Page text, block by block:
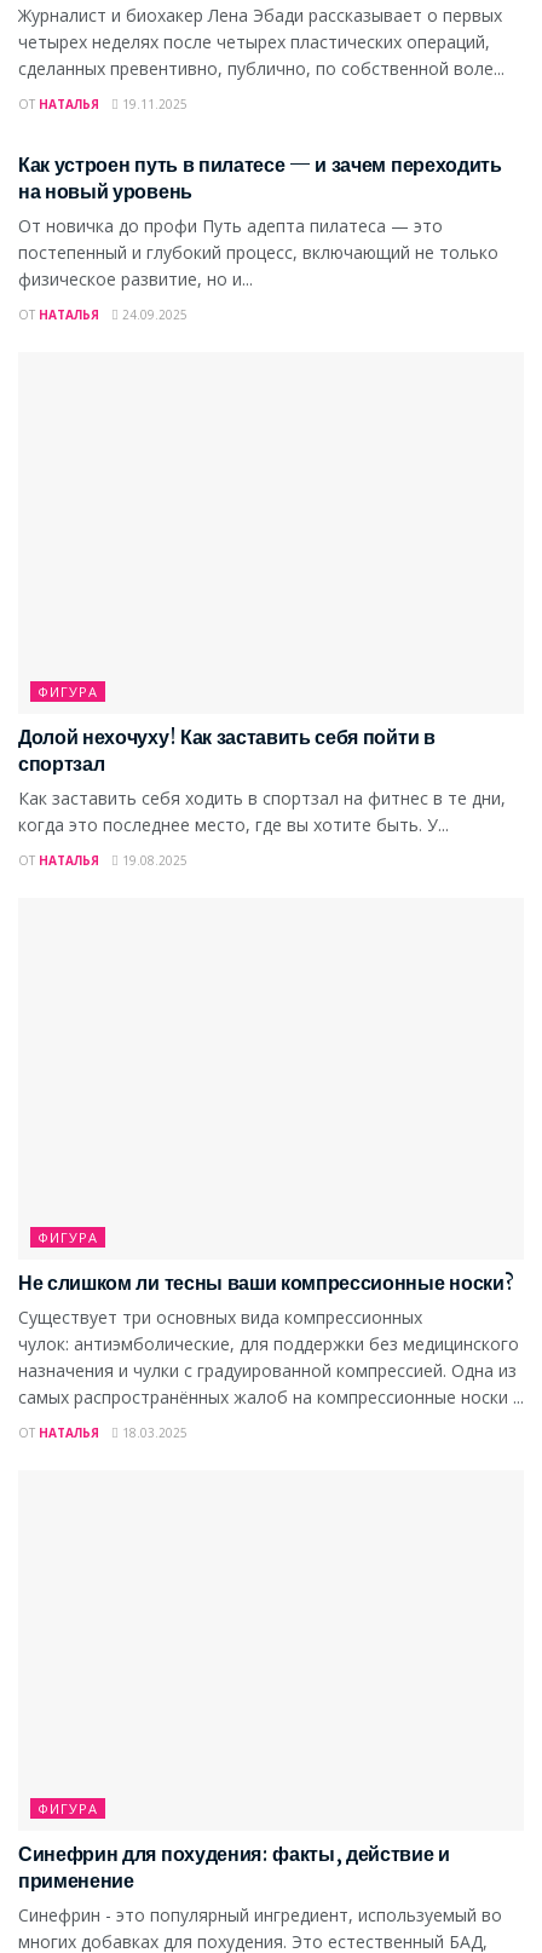
Журналист и биохакер Лена Эбади рассказывает о первых
четырех неделях после четырех пластических операций,
сделанных превентивно, публично, по собственной воле...
ОТ НАТАЛЬЯ 19.11.2025
Как устроен путь в пилатесе — и зачем переходить
на новый уровень
От новичка до профи Путь адепта пилатеса — это
постепенный и глубокий процесс, включающий не только
физическое развитие, но и...
ОТ НАТАЛЬЯ 24.09.2025
ФИГУРА
Долой нехочуху! Как заставить себя пойти в
спортзал
Как заставить себя ходить в спортзал на фитнес в те дни,
когда это последнее место, где вы хотите быть. У...
ОТ НАТАЛЬЯ 19.08.2025
ФИГУРА
Не слишком ли тесны ваши компрессионные носки?
Существует три основных вида компрессионных
чулок: антиэмболические, для поддержки без медицинского
назначения и чулки с градуированной компрессией. Одна из
самых распространённых жалоб на компрессионные носки ...
ОТ НАТАЛЬЯ 18.03.2025
ФИГУРА
Синефрин для похудения: факты, действие и
применение
Синефрин - это популярный ингредиент, используемый во
многих добавках для похудения. Это естественный БАД,